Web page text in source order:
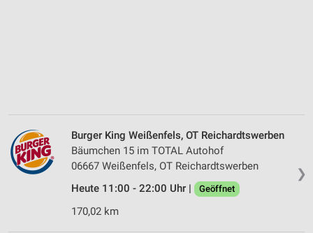
❯
Burger King Weißenfels, OT Reichardtswerben
Bäumchen 15 im TOTAL Autohof
06667 Weißenfels, OT Reichardtswerben
Heute 11:00 - 22:00 Uhr |
Geöffnet
170,02 km